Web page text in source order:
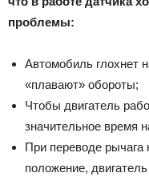
проблемы:
Автомобиль глохнет
«плавают» обороты;
Чтобы двигатель
значительное время
При переводе рычага
положение, двигатель